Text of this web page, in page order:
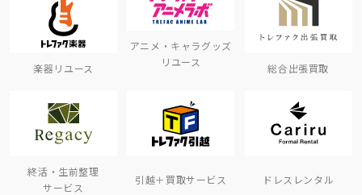
楽器リユース
アニメ・キャラグッズ
リユース
総合出張買取
終活・生前整理
サービス
引越＋買取サービス ドレスレンタル